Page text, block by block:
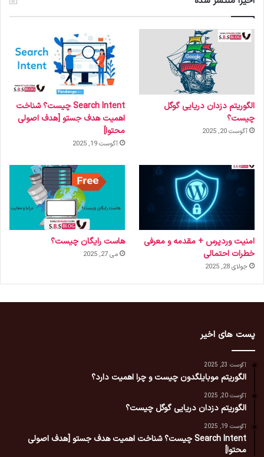
الگوریتم دزدان دریایی گوگل
چیست؟
آگوست 20, 2025
Search Intent چیست؟ شناخت
اهمیت هدف جستو [هدف اصولی
محتوا]
آگوست 19, 2025
امنیت وردپرس + مقدمه و معرفی
خطرات احتمالی
جولای 28, 2025
هاست رایگان چیست؟
می 27, 2025
پست های اخیر
آگوست 23, 2025
الگوریتم موبایلگدون چیست و چرا اهمیت دارد؟
آگوست 20, 2025
الگوریتم دزدان دریایی گوگل چیست؟
آگوست 19, 2025
Search Intent چیست؟ شناخت اهمیت هدف جستو [هدف اصولی
محتوا]